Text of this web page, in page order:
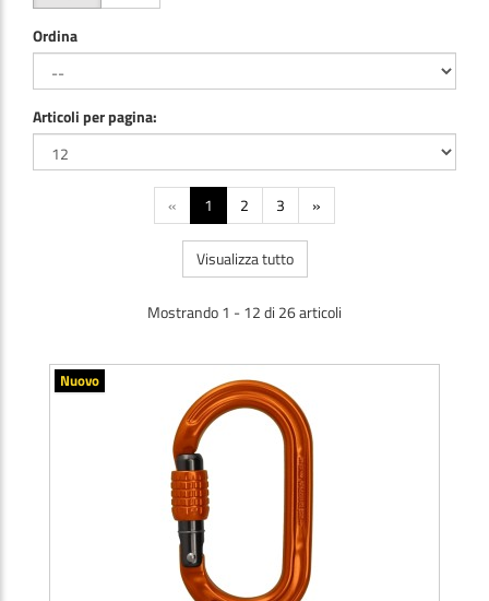
Ordina
Articoli per pagina:
« 1 2 3 »
Visualizza tutto
Mostrando 1 - 12 di 26 articoli
Nuovo